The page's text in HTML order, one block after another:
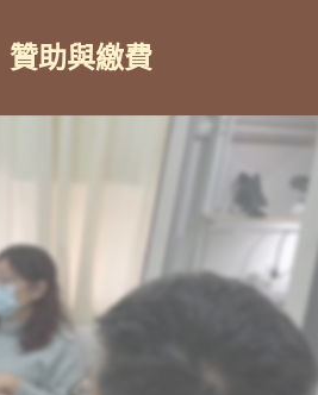
贊助與繳費